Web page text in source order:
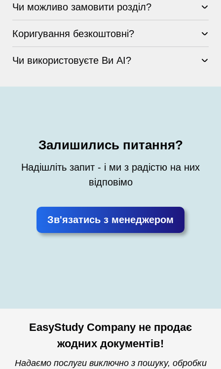
Чи можливо замовити розділ?
Коригування безкоштовні?
Чи використовуєте Ви AI?
Залишились питання?
Надішліть запит - і ми з радістю на них
відповімо
Зв'язатись з менеджером
EasyStudy Company не продає
жодних документів!
Надаємо послуги виключно з пошуку, обробки